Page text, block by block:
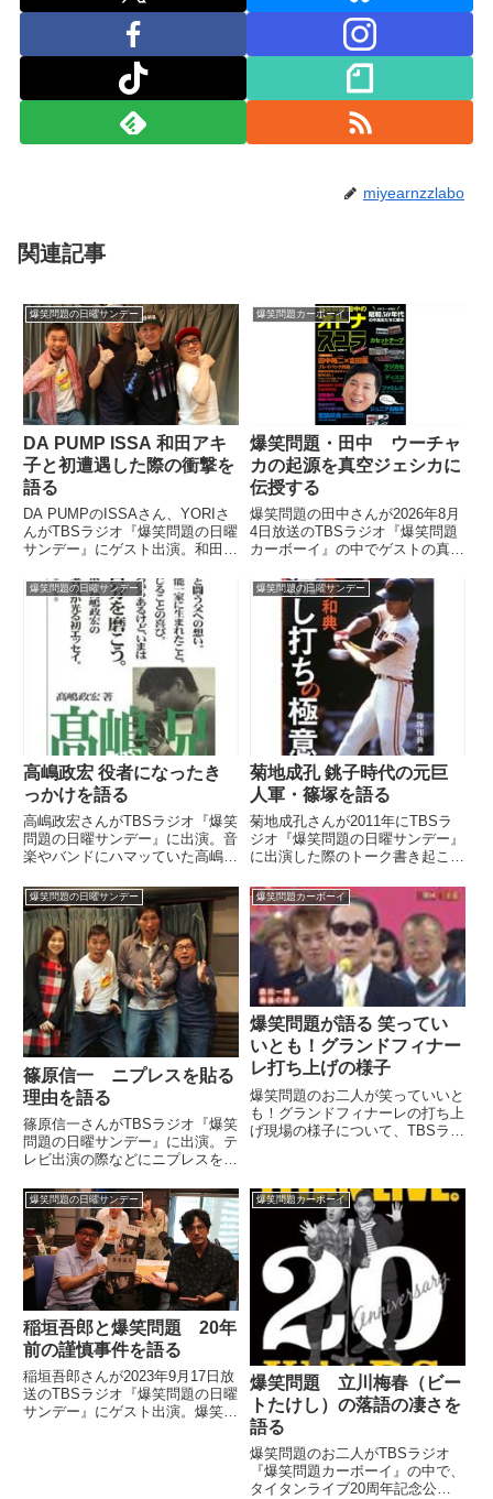
miyearnzzlabo
関連記事
爆笑問題の日曜サンデー
DA PUMP ISSA 和田アキ
子と初遭遇した際の衝撃を
語る
DA PUMPのISSAさん、YORIさ
んがTBSラジオ『爆笑問題の日曜
サンデー』にゲスト出演。和田ア
受けた衝撃について話していまし
た。
爆笑問題カーボーイ
爆笑問題・田中 ウーチャ
カの起源を真空ジェシカに
伝授する
爆笑問題の田中さんが2026年8月
4日放送のTBSラジオ『爆笑問題
カーボーイ』の中でゲストの真空
「ウーチャカ」の起源を紹介。今
後、川北さんが「ウーチャカ」と
言った際には補足で説明するよう
に伝えていました。
爆笑問題の日曜サンデー
高嶋政宏 役者になったき
っかけを語る
高嶋政宏さんがTBSラジオ『爆笑
問題の日曜サンデー』に出演。音
楽やバンドにハマッていた高嶋さ
て話していました。（太田光）じ
ゃあ役者にっていうのは、その後
になるわけですか？（高嶋政宏）
それで、そのバンドをやってい...
爆笑問題の日曜サンデー
菊地成孔 銚子時代の元巨
人軍・篠塚を語る
菊地成孔さんが2011年にTBSラ
ジオ『爆笑問題の日曜サンデー』
に出演した際のトーク書き起こ
元巨人軍の篠塚和典さんの銚子時
代の話をしていました。（田中裕
二）でもこれ、1963年、銚子で
お生まれになったということ...
爆笑問題の日曜サンデー
篠原信一 ニプレスを貼る
理由を語る
篠原信一さんがTBSラジオ『爆笑
問題の日曜サンデー』に出演。テ
レビ出演の際などにニプレスを貼
（田中裕二）それで、バラエティ
ーに出だした時にもう、すぐに中
居くんが引っ張ってきて。もう、
すげー突っ込むじゃん。あの人...
爆笑問題カーボーイ
爆笑問題が語る 笑ってい
いとも！グランドフィナー
レ打ち上げの様子
爆笑問題のお二人が笑っていいと
も！グランドフィナーレの打ち上
げ現場の様子について、TBSラジ
田光）一睡もしてないですよ。昨
日、いいとも終わって、打ち上...
爆笑問題の日曜サンデー
稲垣吾郎と爆笑問題 20年
前の謹慎事件を語る
稲垣吾郎さんが2023年9月17日放
送のTBSラジオ『爆笑問題の日曜
サンデー』にゲスト出演。爆笑問
爆笑問題カーボーイ
爆笑問題 立川梅春（ビー
トたけし）の落語の凄さを
語る
爆笑問題のお二人がTBSラジオ
『爆笑問題カーボーイ』の中で、
タイタンライブ20周年記念公演